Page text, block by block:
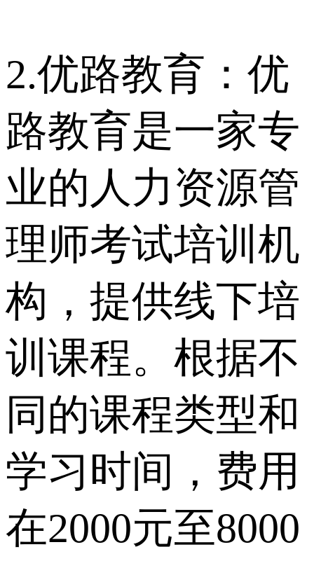
2.优路教育：优
路教育是一家专
业的人力资源管
理师考试培训机
构，提供线下培
训课程。根据不
同的课程类型和
学习时间，费用
在2000元至8000